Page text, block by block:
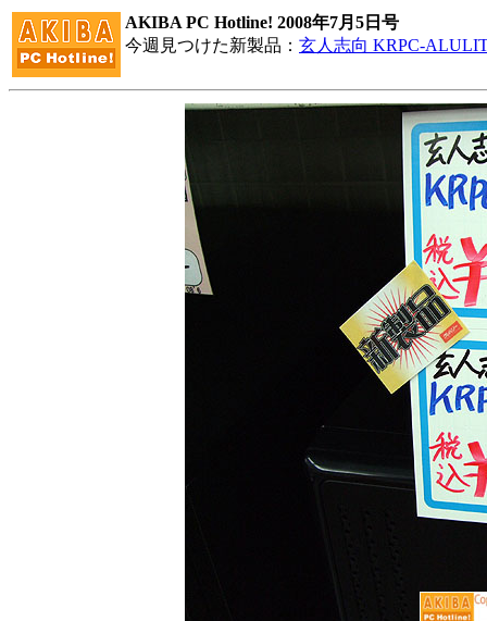
AKIBA PC Hotline! 2008年7月5日号
今週見つけた新製品： 玄人志向 KRPC-